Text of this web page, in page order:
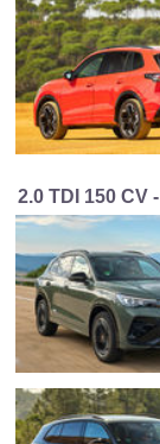
2.0 TDI 150 CV -